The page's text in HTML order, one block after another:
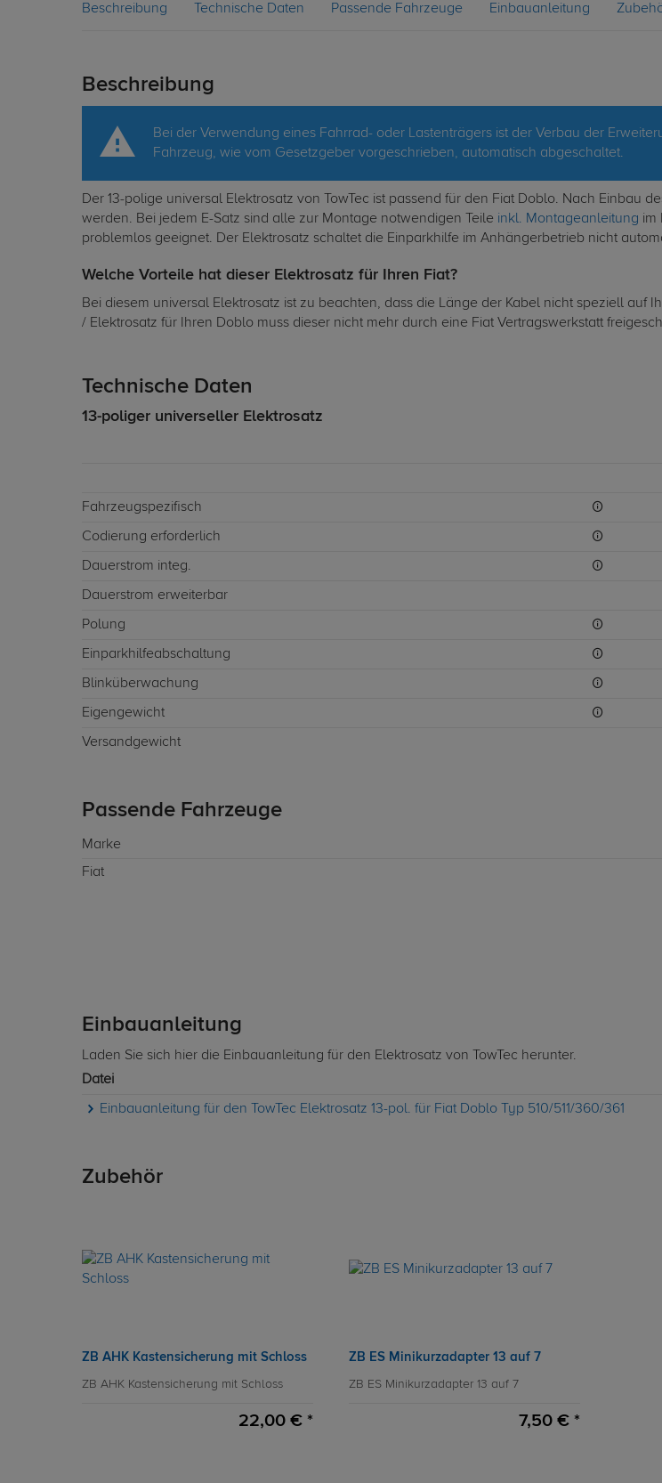
Beschreibung Technische Daten Passende Fahrzeuge Einbauanleitung
Beschreibung
Bei der Verwendung eines Fahrrad- oder Lastenträgers ist der Verbau der
Fahrzeug, wie vom Gesetzgeber vorgeschrieben, automatisch abgeschaltet.
Der 13-polige universal Elektrosatz von TowTec ist passend für den Fiat Doblo. Nach Einbau
werden. Bei jedem E-Satz sind alle zur Montage notwendigen Teile inkl. Montageanleitung im
problemlos geeignet. Der Elektrosatz schaltet die Einparkhilfe im Anhängerbetrieb nicht
Welche Vorteile hat dieser Elektrosatz für Ihren Fiat?
Bei diesem universal Elektrosatz ist zu beachten, dass die Länge der Kabel nicht speziell
/ Elektrosatz für Ihren Doblo muss dieser nicht mehr durch eine Fiat Vertragswerkstatt
Technische Daten
13-poliger universeller Elektrosatz
Fahrzeugspezifisch
Codierung erforderlich
Dauerstrom integ.
Dauerstrom erweiterbar
Polung
Einparkhilfeabschaltung
Blinküberwachung
Eigengewicht
Versandgewicht
Passende Fahrzeuge
Marke
Fiat
Einbauanleitung
Laden Sie sich hier die Einbauanleitung für den Elektrosatz von TowTec herunter.
Datei
Einbauanleitung für den TowTec Elektrosatz 13-pol. für Fiat Doblo Typ 510/511/360/361
Zubehör
ZB AHK Kastensicherung mit Schloss
ZB AHK Kastensicherung mit Schloss
22,00 € *
ZB ES Minikurzadapter 13 auf 7
ZB ES Minikurzadapter 13 auf 7
7,50 € *